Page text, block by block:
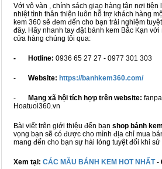
Với vô vàn , chính sách giao hàng tận nơi tiện
nhiệt tình thân thiện luôn hỗ trợ khách hàng
kem 360 sẽ đem đến cho bạn trải nghiệm
đây. Hãy nhanh tay đặt bánh kem Bắc Kạn
cửa hàng chúng tôi qua:
- Hotline: 0936 65 27 27 - 0977 301 303
- Website: https://banhkem360.com/
- Mạng xã hội tích hợp trên website:
Hoatuoi360.vn
Bài viết trên giới thiệu đến bạn shop bánh
vọng bạn sẽ có được cho mình địa chỉ mua
mang đến cho bạn sự hài lòng tuyệt đối khi sử
Xem tại: CÁC MẪU BÁNH KEM HOT NHẤT-